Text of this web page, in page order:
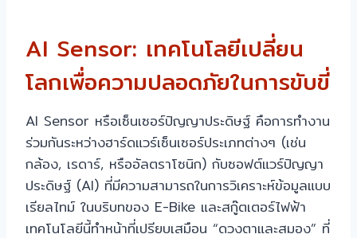
AI Sensor: เทคโนโลยีเปลี่ยน
โลกเพื่อความปลอดภัยในการขับขี่
AI Sensor หรือเซ็นเซอร์ปัญญาประดิษฐ์ คือการทำงาน
ร่วมกันระหว่างฮาร์ดแวร์เซ็นเซอร์ประเภทต่างๆ (เช่น
กล้อง, เรดาร์, หรืออัลตราโซนิก) กับซอฟต์แวร์ปัญญา
ประดิษฐ์ (AI) ที่มีความสามารถในการวิเคราะห์ข้อมูลแบบ
เรียลไทม์ ในบริบทของ E-Bike และสกู๊ตเตอร์ไฟฟ้า
เทคโนโลยีนี้ทำหน้าที่เปรียบเสมือน “ดวงตาและสมอง” ที่